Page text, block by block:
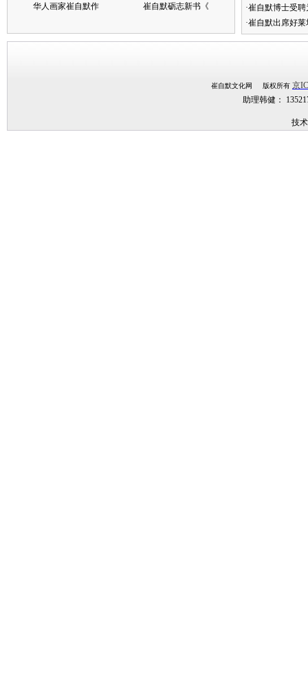
华人画家崔自默作 崔自默砺志新书《
·崔自默博士受
·崔自默出席好
崔自默文化网 版权所有 京
助理韩健：
技